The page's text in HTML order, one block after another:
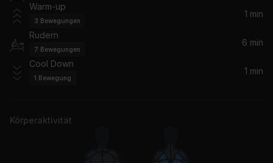
Warm-up
3 Bewegungen
1 min
Rudern
7 Bewegungen
6 min
Cool Down
1 Bewegung
1 min
Körperaktivität